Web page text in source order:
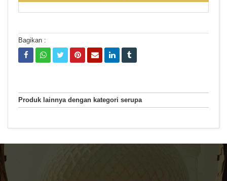
Bagikan :
Produk lainnya dengan kategori serupa